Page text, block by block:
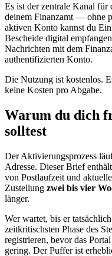
Es ist der zentrale Kanal
deinem Finanzamt — ohne
aktiven Konto kannst du
Bescheide digital
Nachrichten mit dem
authentifizierten Konto.
Die Nutzung ist kostenlos.
keine Kosten pro Abgabe.
Warum du dich
solltest
Der Aktivierungsprozess
Adresse. Dieser Brief
von Postlaufzeit und
Zustellung zwei bis vier
länger.
Wer wartet, bis er
zeitkritischsten Phase des
registrieren, bevor das
gering. Der Puffer ist